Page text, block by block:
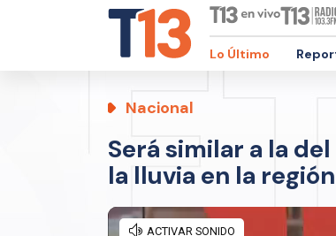
Lo Último
Nacional
Será similar a la
la lluvia en la